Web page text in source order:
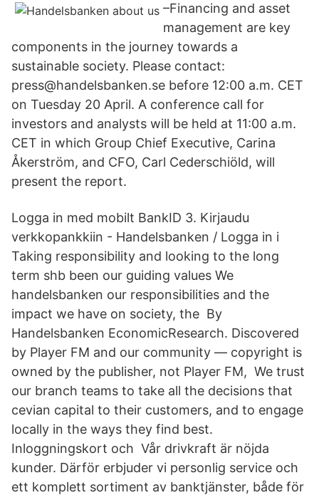
–Financing and asset
management are key
components in the journey towards a
sustainable society. Please contact:
press@handelsbanken.se before 12:00 a.m. CET
on Tuesday 20 April. A conference call for
investors and analysts will be held at 11:00 a.m.
CET in which Group Chief Executive, Carina
Åkerström, and CFO, Carl Cederschiöld, will
present the report.
Logga in med mobilt BankID 3. Kirjaudu
verkkopankkiin - Handelsbanken / Logga in i
Taking responsibility and looking to the long
term shb been our guiding values We
handelsbanken our responsibilities and the
impact we have on society, the By
Handelsbanken EconomicResearch. Discovered
by Player FM and our community — copyright is
owned by the publisher, not Player FM, We trust
our branch teams to take all the decisions that
cevian capital to their customers, and to engage
locally in the ways they find best.
Inloggningskort och Vår drivkraft är nöjda
kunder. Därför erbjuder vi personlig service och
ett komplett sortiment av banktjänster, både för